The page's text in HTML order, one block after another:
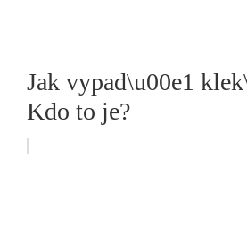
Jak vypad\u00e1
Kdo to je?